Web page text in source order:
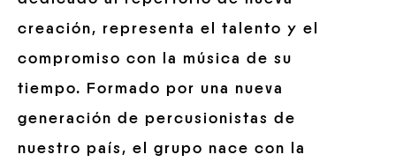
creación, representa el talento y el
compromiso con la música de su
tiempo. Formado por una nueva
generación de percusionistas de
nuestro país, el grupo nace con la